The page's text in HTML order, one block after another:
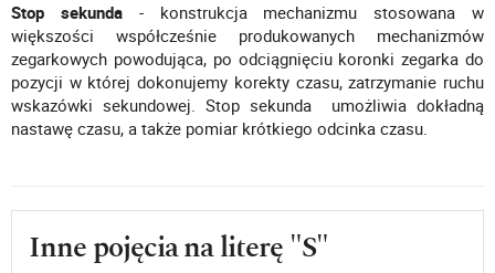
Stop sekunda- konstrukcja mechanizmu stosowana w
większości współcześnie produkowanych mechanizmów
zegarkowych powodująca, po odciągnięciu koronki zegarka do
pozycji w której dokonujemy korekty czasu, zatrzymanie ruchu
wskazówki sekundowej. Stop sekunda umożliwia dokładną
nastawę czasu, a także pomiar krótkiego odcinka czasu.
Inne pojęcia na literę "S"